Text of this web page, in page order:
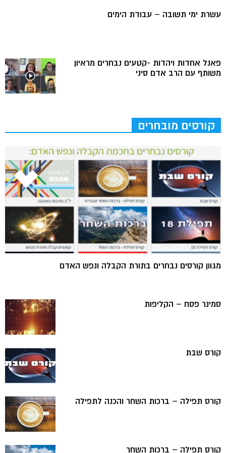
עשרת ימי תשובה – עבודת הימים
פאנל אחדות ויהדות -קטעים נבחרים מראיון
משותף עם הרב אדם סיני
קורסים מובחרים
מגוון קורסים נבחרים בתורת הקבלה ונפש האדם
סמינר פסח – הקליפות
קורס שבת
קורס תפילה – ברכות השחר והכנה לתפילה
קורס תפילה – ברכות השחר